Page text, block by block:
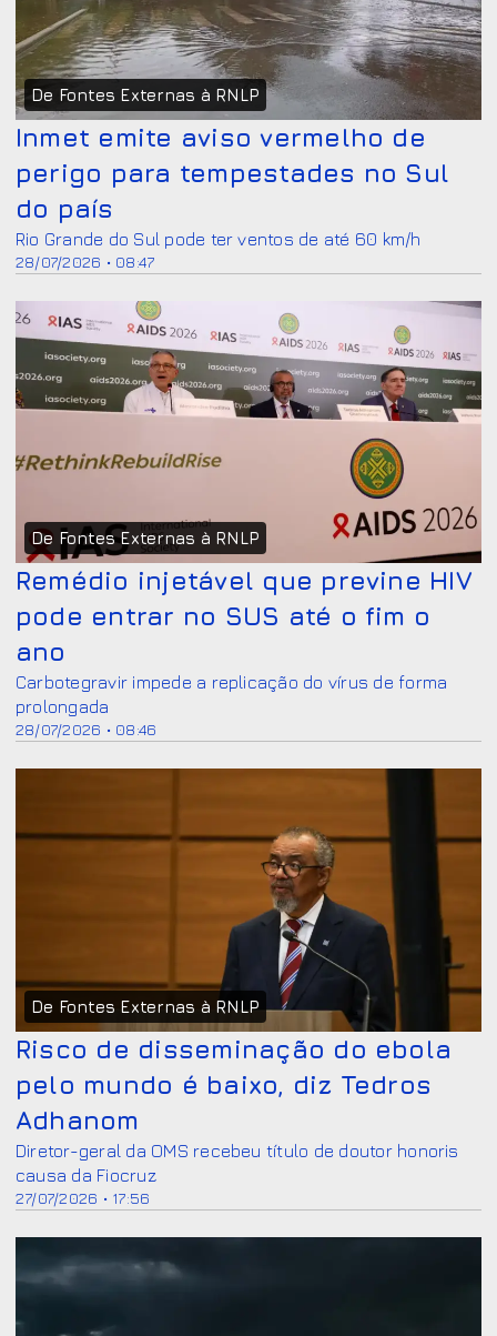
De Fontes Externas à RNLP
28/07/2026 • 08:47
Inmet emite aviso vermelho de
perigo para tempestades no Sul
do país
Rio Grande do Sul pode ter ventos de até 60 km/h
De Fontes Externas à RNLP
28/07/2026 • 08:46
Remédio injetável que previne HIV
pode entrar no SUS até o fim o
ano
Carbotegravir impede a replicação do vírus de forma
prolongada
De Fontes Externas à RNLP
27/07/2026 • 17:56
Risco de disseminação do ebola
pelo mundo é baixo, diz Tedros
Adhanom
Diretor-geral da OMS recebeu título de doutor honoris
causa da Fiocruz